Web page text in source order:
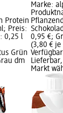
Protein
Preis:
0,25 l
Grün
dm
Marke:
0,95 €;
(3,80 € je
Markt